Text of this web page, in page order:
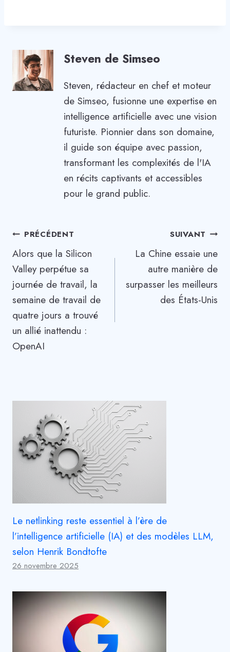
Steven de Simseo
Steven, rédacteur en chef et moteur
de Simseo, fusionne une expertise en
intelligence artificielle avec une vision
futuriste. Pionnier dans son domaine,
il guide son équipe avec passion,
transformant les complexités de l'IA
en récits captivants et accessibles
pour le grand public.
Navigation
de
l’article
PRÉCÉDENT
Alors que la Silicon
Valley perpétue sa
journée de travail, la
semaine de travail de
quatre jours a trouvé
un allié inattendu :
OpenAI
SUIVANT
La Chine essaie une
autre manière de
surpasser les meilleurs
des États-Unis
Le netlinking reste essentiel à l’ère de
l’intelligence artificielle (IA) et des modèles LLM,
selon Henrik Bondtofte
26 novembre 2025